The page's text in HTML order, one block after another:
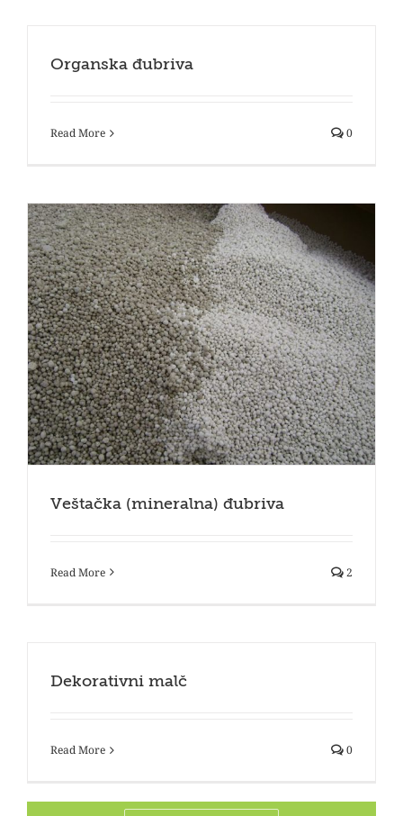
Organska đubriva
Read More 0
Veštačka (mineralna) đubriva
Read More 2
Dekorativni malč
Read More 0